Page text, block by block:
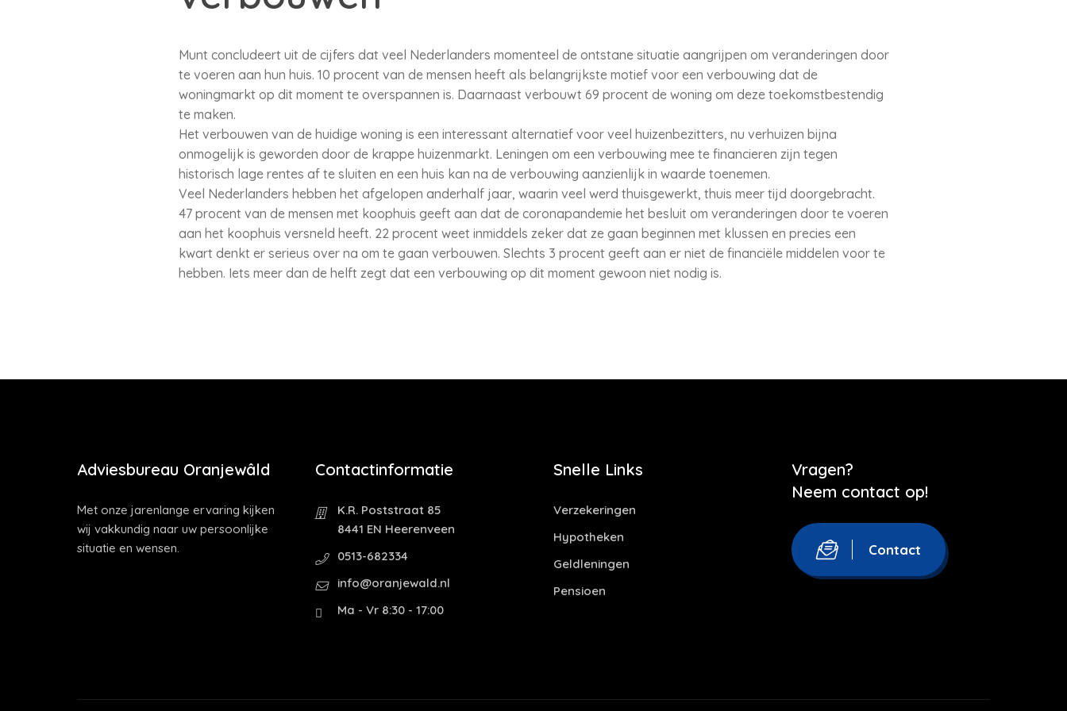
Munt concludeert uit de cijfers dat veel Nederlanders momenteel de ontstane situatie aangrijpen om veranderingen door
te voeren aan hun huis. 10 procent van de mensen heeft als belangrijkste motief voor een verbouwing dat de
woningmarkt op dit moment te overspannen is. Daarnaast verbouwt 69 procent de woning om deze toekomstbestendig
te maken.
Het verbouwen van de huidige woning is een interessant alternatief voor veel huizenbezitters, nu verhuizen bijna
onmogelijk is geworden door de krappe huizenmarkt. Leningen om een verbouwing mee te financieren zijn tegen
historisch lage rentes af te sluiten en een huis kan na de verbouwing aanzienlijk in waarde toenemen.
Veel Nederlanders hebben het afgelopen anderhalf jaar, waarin veel werd thuisgewerkt, thuis meer tijd doorgebracht.
47 procent van de mensen met koophuis geeft aan dat de coronapandemie het besluit om veranderingen door te voeren
aan het koophuis versneld heeft. 22 procent weet inmiddels zeker dat ze gaan beginnen met klussen en precies een
kwart denkt er serieus over na om te gaan verbouwen. Slechts 3 procent geeft aan er niet de financiële middelen voor te
hebben. Iets meer dan de helft zegt dat een verbouwing op dit moment gewoon niet nodig is.
Adviesbureau Oranjewâld
Met onze jarenlange ervaring kijken
wij vakkundig naar uw persoonlijke
situatie en wensen.
Contactinformatie
K.R. Poststraat 85
8441 EN Heerenveen
0513-682334
info@oranjewald.nl
Ma - Vr 8:30 - 17:00
Snelle Links
Verzekeringen
Hypotheken
Geldleningen
Pensioen
Vragen?
Neem contact op!
Contact